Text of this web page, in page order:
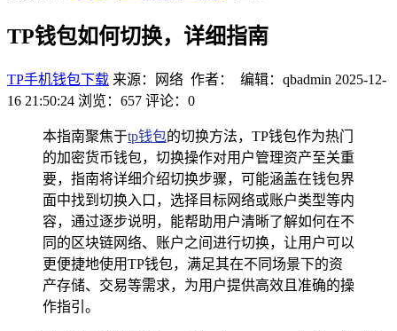
TP钱包如何切换，详细指南
TP手机钱包下载 来源：网络 作者： 编辑：qbadmin 2025-12-
16 21:50:24 浏览：657 评论：0
本指南聚焦于tp钱包的切换方法，TP钱包作为热门
的加密货币钱包，切换操作对用户管理资产至关重
要，指南将详细介绍切换步骤，可能涵盖在钱包界
面中找到切换入口，选择目标网络或账户类型等内
容，通过逐步说明，能帮助用户清晰了解如何在不
同的区块链网络、账户之间进行切换，让用户可以
更便捷地使用TP钱包，满足其在不同场景下的资
产存储、交易等需求，为用户提供高效且准确的操
作指引。